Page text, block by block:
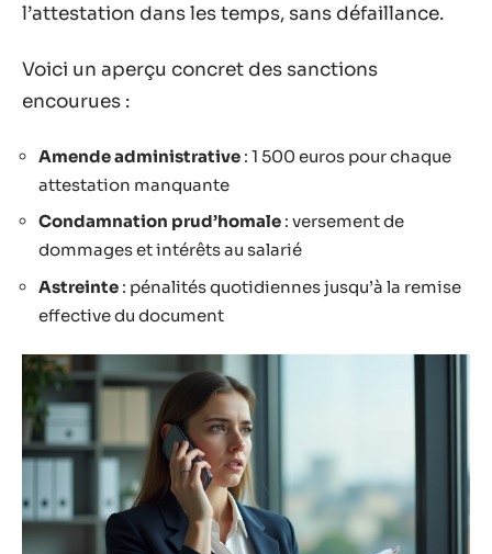
l’attestation dans les temps, sans défaillance.
Voici un aperçu concret des sanctions
encourues :
Amende administrative : 1 500 euros pour chaque
attestation manquante
Condamnation prud’homale : versement de
dommages et intérêts au salarié
Astreinte : pénalités quotidiennes jusqu’à la remise
effective du document